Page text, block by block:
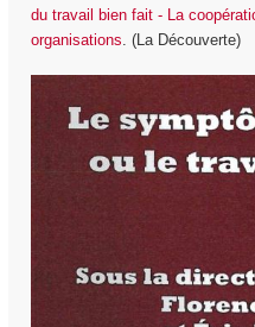
du travail bien fait - La
organisations . (La Découverte)